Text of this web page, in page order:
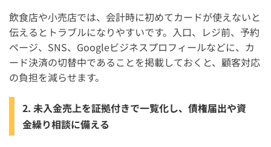
飲食店や小売店では、会計時に初めてカードが使えないと
伝えるとトラブルになりやすいです。入口、レジ前、予約
ページ、SNS、Googleビジネスプロフィールなどに、カ
ード決済の切替中であることを掲載しておくと、顧客対応
の負担を減らせます。
2. 未入金売上を証拠付きで一覧化し、債権届出や資
金繰り相談に備える